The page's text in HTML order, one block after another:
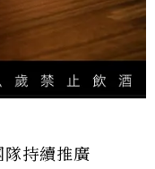
持續推廣